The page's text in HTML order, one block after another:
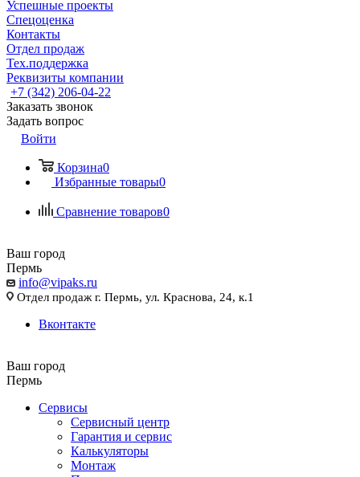
Успешные проекты
Спецоценка
Контакты
Отдел продаж
Тех.поддержка
Реквизиты компании
+7 (342) 206-04-22
Заказать звонок
Задать вопрос
Войти
Корзина0
Избранные товары0
Сравнение товаров0
Ваш город
Пермь
info@vipaks.ru
Отдел продаж г. Пермь, ул. Краснова, 24, к.1
Вконтакте
Ваш город
Пермь
Сервисы
Сервисный центр
Гарантия и сервис
Калькуляторы
Монтаж